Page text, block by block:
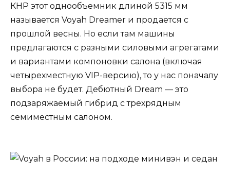
КНР этот однообъемник длиной 5315 мм
называется Voyah Dreamer и продается с
прошлой весны. Но если там машины
предлагаются с разными силовыми агрегатами
и вариантами компоновки салона (включая
четырехместную VIP-версию), то у нас поначалу
выбора не будет. Дебютный Dream — это
подзаряжаемый гибрид с трехрядным
семиместным салоном.